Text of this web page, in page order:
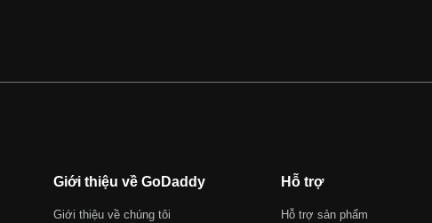
Giới thiệu về GoDaddy
Giới thiệu về chúng tôi
Hỗ trợ
Hỗ trợ sản phẩm